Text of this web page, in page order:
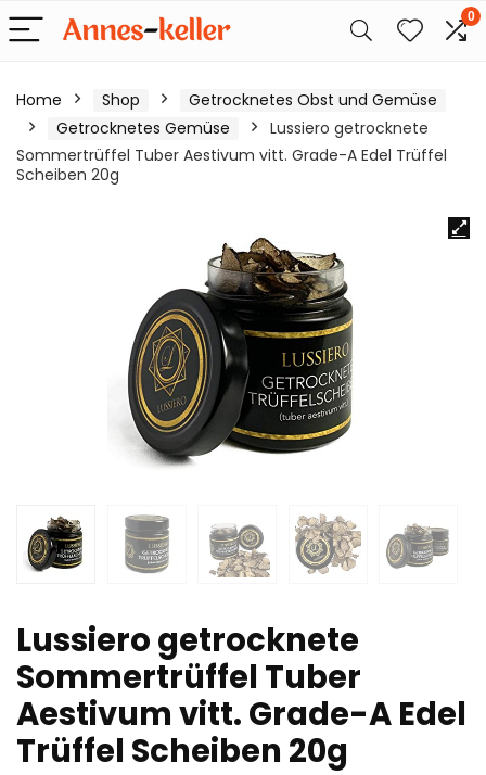
0
Home Shop
Getrocknetes Obst und Gemüse
Getrocknetes Gemüse
Lussiero getrocknete
Sommertrüffel Tuber Aestivum vitt. Grade-A Edel Trüffel
Scheiben 20g
Lussiero getrocknete
Sommertrüffel Tuber
Aestivum vitt. Grade-A Edel
Trüffel Scheiben 20g